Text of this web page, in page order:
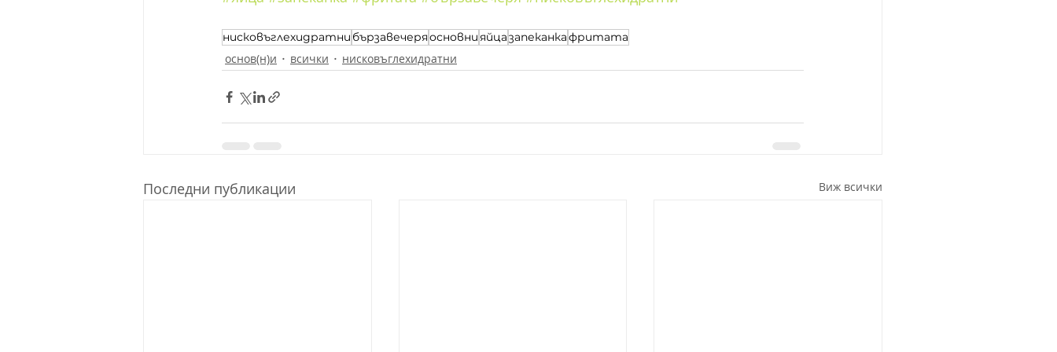
нисковъглехидратни бързавечеряосновнияйцазапеканкафритата
основ(н)и всички нисковъглехидратни
Последни публикации Виж всички